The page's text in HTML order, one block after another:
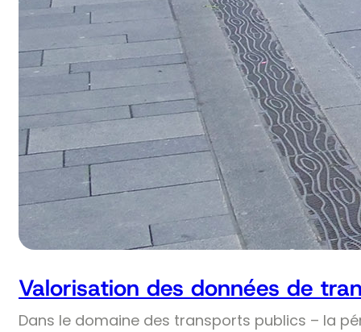
Valorisation des données de
Dans le domaine des transports publics – la